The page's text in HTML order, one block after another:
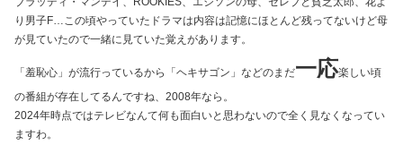
り男子F…この頃やっていたドラマは内容は記憶にほとんど残ってないけど母
が見ていたので一緒に見ていた覚えがあります。
「羞恥心」が流行っているから「ヘキサゴン」などのまだ一応楽しい頃
の番組が存在してるんですね、2008年なら。
2024年時点ではテレビなんて何も面白いと思わないので全く見なくなってい
ますわ。